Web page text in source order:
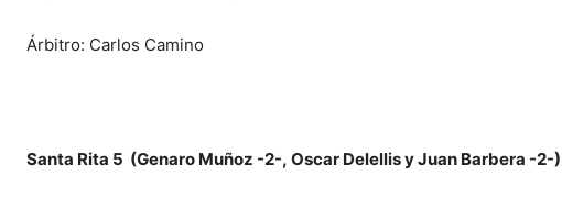
Árbitro: Carlos Camino
Santa Rita 5 (Genaro Muñoz -2-, Oscar Delellis y Juan Barbera -2-)